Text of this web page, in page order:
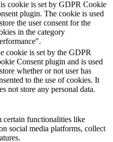
cookie is set by GDPR Cookie
plugin. The cookie is used
the user consent for the
in the category
cookie is set by the GDPR
Consent plugin and is used
whether or not user has
to the use of cookies. It
not store any personal data.
certain functionalities like
social media platforms, collect